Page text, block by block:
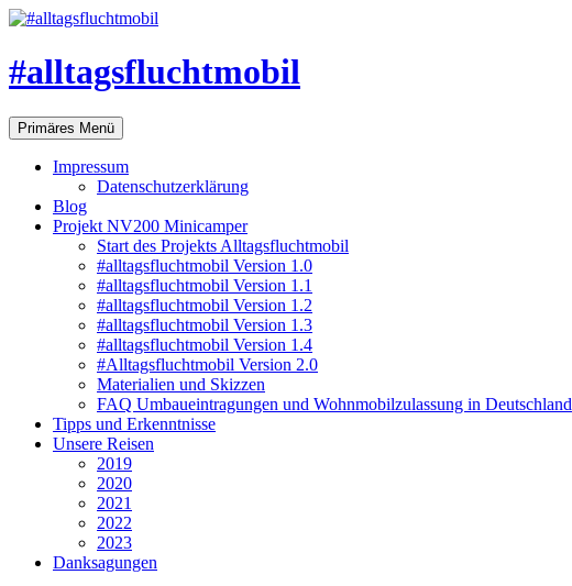
#alltagsfluchtmobil
Suchen
Primäres Menü Zum
Inhalt
springen
Impressum
Datenschutzerklärung
Blog
Projekt NV200 Minicamper
Start des Projekts Alltagsfluchtmobil
#alltagsfluchtmobil Version 1.0
#alltagsfluchtmobil Version 1.1
#alltagsfluchtmobil Version 1.2
#alltagsfluchtmobil Version 1.3
#alltagsfluchtmobil Version 1.4
#Alltagsfluchtmobil Version 2.0
Materialien und Skizzen
FAQ Umbaueintragungen und Wohnmobilzulassung in Deutschland
Tipps und Erkenntnisse
Unsere Reisen
2019
2020
2021
2022
2023
Danksagungen